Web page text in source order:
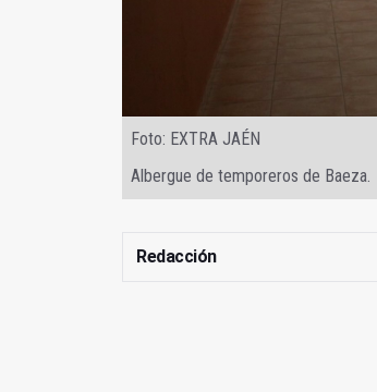
Foto: EXTRA JAÉN
Albergue de temporeros de Baeza.
Redacción